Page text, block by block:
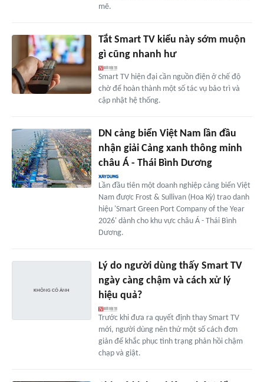
mẽ.
Tắt Smart TV kiểu này sớm muộn
gì cũng nhanh hư
Smart TV hiện đại cần nguồn điện ở chế độ
chờ để hoàn thành một số tác vụ bảo trì và
cập nhật hệ thống.
DN cảng biển Việt Nam lần đầu
nhận giải Cảng xanh thông minh
châu Á - Thái Bình Dương
Lần đầu tiên một doanh nghiệp cảng biển Việt
Nam được Frost & Sullivan (Hoa Kỳ) trao danh
hiệu 'Smart Green Port Company of the Year
2026' dành cho khu vực châu Á - Thái Bình
Dương.
Lý do người dùng thấy Smart TV
ngày càng chậm và cách xử lý
hiệu quả?
Trước khi đưa ra quyết định thay Smart TV
mới, người dùng nên thử một số cách đơn
giản để khắc phục tình trạng phản hồi chậm
chạp và giật.